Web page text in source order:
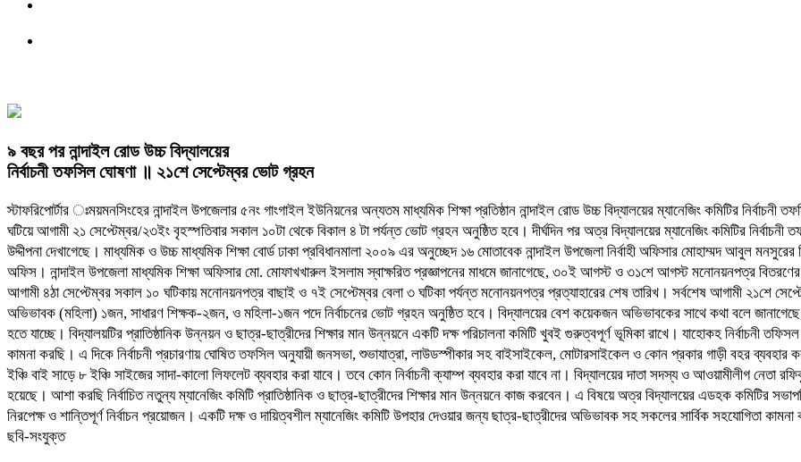
৯ বছর পর নান্দাইল রোড উচ্চ বিদ্যালয়ের
নির্বাচনী তফসিল ঘোষণা ॥ ২১শে সেপ্টেম্বর ভোট গ্রহন
স্টাফরিপোর্টার ঃময়মনসিংহের নান্দাইল উপজেলার ৫নং গাংগাইল ইউনিয়নের অন্যতম মাধ্যমিক শিক্ষা প্রতিষ্ঠান নান্দাইল রোড উচ্চ বিদ্যালয়ের ম্যানেজিং কমিটির
ঘটিয়ে আগামী ২১ সেপ্টেম্বর/২৩ইং বৃহস্পতিবার সকাল ১০টা থেকে বিকাল ৪ টা পর্যন্ত ভোট গ্রহন অনুষ্ঠিত হবে। দীর্ঘদিন পর অত্র বিদ্যালয়ের ম্যানেজিং কমিটির
উদ্দীপনা দেখাগেছে। মাধ্যমিক ও উচ্চ মাধ্যমিক শিক্ষা বোর্ড ঢাকা প্রবিধানমালা ২০০৯ এর অনুচ্ছেদ ১৬ মোতাবেক নান্দাইল উপজেলা নির্বাহী অফিসার মোহাম্মদ আবুল
অফিস। নান্দাইল উপজেলা মাধ্যমিক শিক্ষা অফিসার মো. মোফাখখারুল ইসলাম স্বাক্ষরিত প্রজ্ঞাপনের মাধমে জানাগেছে, ৩০ই আগস্ট ও ৩১শে আগস্ট মনোনয়নপত্র
আগামী ৪ঠা সেপ্টেম্বর সকাল ১০ ঘটিকায় মনোনয়নপত্র বাছাই ও ৭ই সেপ্টেম্বর বেলা ৩ ঘটিকা পর্যন্ত মনোনয়নপত্র প্রত্যাহারের শেষ তারিখ। সর্বশেষ আগামী ২১শে
অভিভাবক (মহিলা) ১জন, সাধারণ শিক্ষক-২জন, ও মহিলা-১জন পদে নির্বাচনের ভোট গ্রহন অনুষ্ঠিত হবে। বিদ্যালয়ের বেশ কয়েকজন অভিভাবকের সাথে কথা বলে জানাগেছে,
হতে যাচ্ছে। বিদ্যালয়টির প্রাতিষ্ঠানিক উন্নয়ন ও ছাত্র-ছাত্রীদের শিক্ষার মান উন্নয়নে একটি দক্ষ পরিচালনা কমিটি খুবই গুরুত্বপূর্ণ ভূমিকা রাখে। যাহোকহ নির্বাচনী
কামনা করছি। এ দিকে নির্বাচনী প্রচারণায় ঘোষিত তফসিল অনুযায়ী জনসভা, শুভাযাত্রা, লাউডস্পীকার সহ বাইসাইকেল, মোটারসাইকেল ও কোন প্রকার গাড়ী বহর ব্যবহার
ইঞ্চি বাই সাড়ে ৮ ইঞ্চি সাইজের সাদা-কালো লিফলেট ব্যবহার করা যাবে। তবে কোন নির্বাচনী ক্যাম্প ব্যবহার করা যাবে না। বিদ্যালয়ের দাতা সদস্য ও আওয়ামীলীগ
হয়েছে। আশা করছি নির্বাচিত নতুন্য ম্যানেজিং কমিটি প্রাতিষ্ঠানিক ও ছাত্র-ছাত্রীদের শিক্ষার মান উন্নয়নে কাজ করবেন। এ বিষয়ে অত্র বিদ্যালয়ের এডহক কমিটির
নিরপেক্ষ ও শান্তিপূর্ণ নির্বাচন প্রয়োজন। একটি দক্ষ ও দায়িত্বশীল ম্যানেজিং কমিটি উপহার দেওয়ার জন্য ছাত্র-ছাত্রীদের অভিভাবক সহ সকলের সার্বিক সহযোগিতা কামনা
ছবি-সংযুক্ত